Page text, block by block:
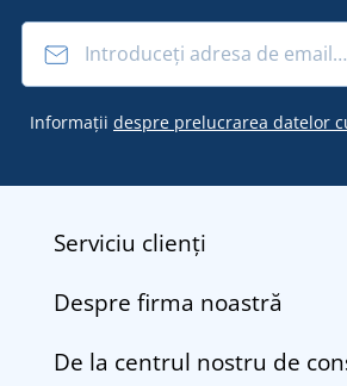
Informații despre prelucrarea datelor
Serviciu clienți
Contact
Transport și plată
Despre firma noastră
Despre noi
De la centrul nostru de